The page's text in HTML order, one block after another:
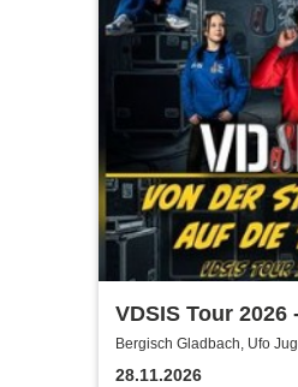
VDSIS Tour 2026
Strasse auf die
Bergisch Gladbach, Ufo
AWO
28.11.2026